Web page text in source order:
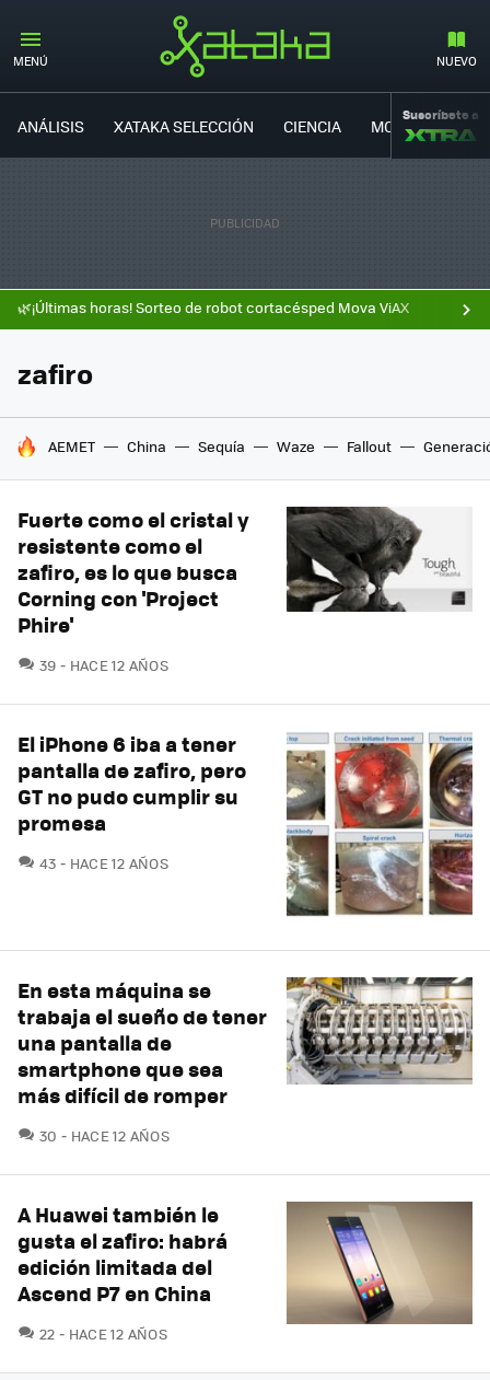
MENÚ NUEVO
ANÁLISIS XATAKA SELECCIÓN CIENCIA MOVILIDAD
Suscríbete a
🌿¡Últimas horas! Sorteo de robot cortacésped Mova ViAX
zafiro
HOY SE HABLA DE
AEMET China Sequía Waze Fallout
Fuerte como el cristal y
resistente como el
zafiro, es lo que busca
Corning con 'Project
Phire'
39 COMENTARIOS
HACE 12 AÑOS
El iPhone 6 iba a tener
pantalla de zafiro, pero
GT no pudo cumplir su
promesa
43 COMENTARIOS
HACE 12 AÑOS
En esta máquina se
trabaja el sueño de tener
una pantalla de
smartphone que sea
más difícil de romper
30 COMENTARIOS
HACE 12 AÑOS
A Huawei también le
gusta el zafiro: habrá
edición limitada del
Ascend P7 en China
22 COMENTARIOS
HACE 12 AÑOS